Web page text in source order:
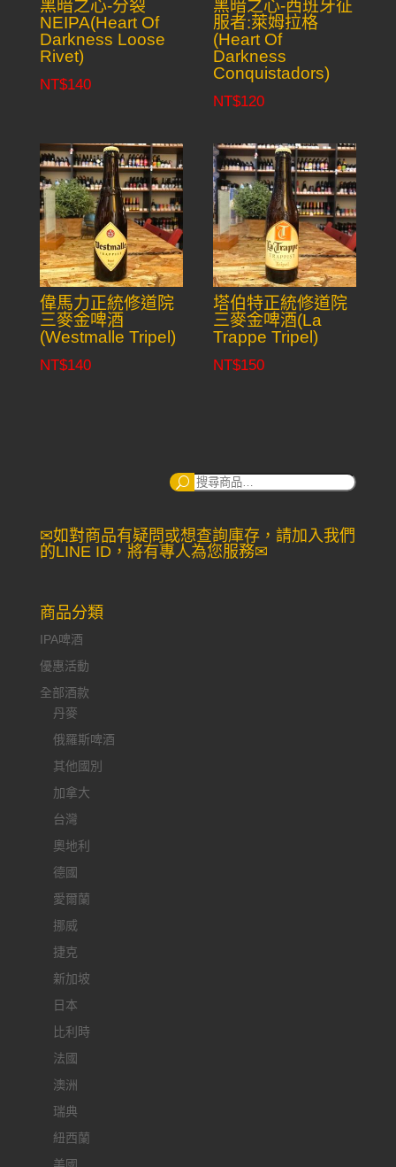
黑暗之心-分裂
NEIPA(Heart Of
Darkness Loose
Rivet)
NT$140
黑暗之心-西班牙征
服者:萊姆拉格
(Heart Of
Darkness
Conquistadors)
NT$120
偉馬力正統修道院
三麥金啤酒
(Westmalle Tripel)
NT$140
塔伯特正統修道院
三麥金啤酒(La
Trappe Tripel)
NT$150
搜
✉如對商品有疑問或想查詢庫存，請加入我們
的LINE ID，將有專人為您服務✉
商品分類
IPA啤酒
優惠活動
全部酒款
丹麥
俄羅斯啤酒
其他國別
加拿大
台灣
奧地利
德國
愛爾蘭
挪威
捷克
新加坡
日本
比利時
法國
澳洲
瑞典
紐西蘭